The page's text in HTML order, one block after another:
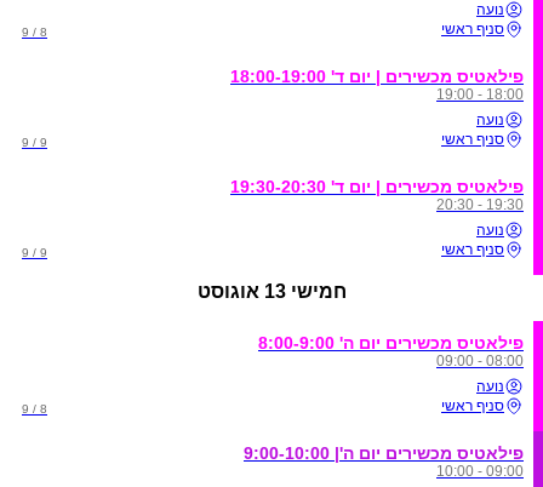
נועה
סניף ראשי
8 / 9
פילאטיס מכשירים | יום ד' 18:00-19:00
18:00 - 19:00
נועה
סניף ראשי
9 / 9
פילאטיס מכשירים | יום ד' 19:30-20:30
19:30 - 20:30
נועה
סניף ראשי
9 / 9
חמישי 13 אוגוסט
פילאטיס מכשירים יום ה' 8:00-9:00
08:00 - 09:00
נועה
סניף ראשי
8 / 9
פילאטיס מכשירים יום ה'| 9:00-10:00
09:00 - 10:00